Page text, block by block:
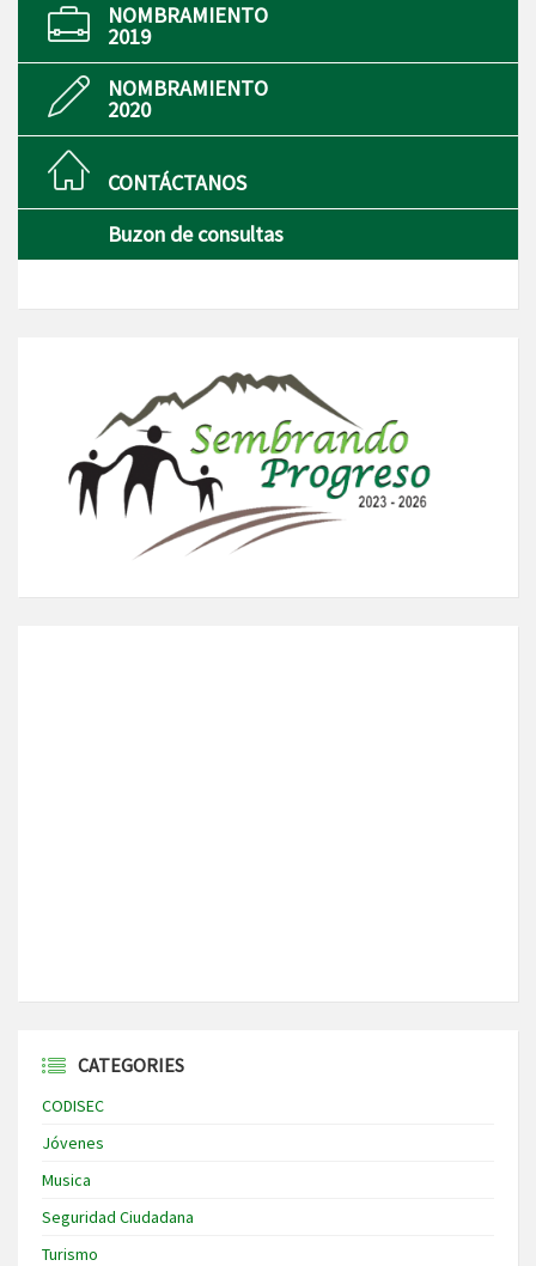
NOMBRAMIENTO
2019
NOMBRAMIENTO
2020
CONTÁCTANOS
Buzon de consultas
CATEGORIES
CODISEC
Jóvenes
Musica
Seguridad Ciudadana
Turismo